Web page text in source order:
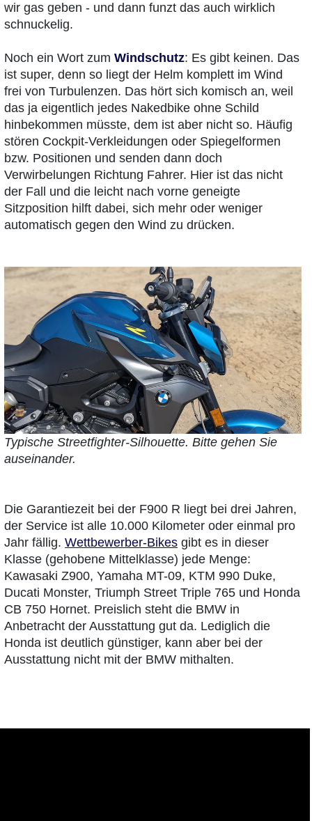
wir gas geben - und dann funzt das auch wirklich
schnuckelig.
Noch ein Wort zum Windschutz: Es gibt keinen. Das
ist super, denn so liegt der Helm komplett im Wind
frei von Turbulenzen. Das hört sich komisch an, weil
das ja eigentlich jedes Nakedbike ohne Schild
hinbekommen müsste, dem ist aber nicht so. Häufig
stören Cockpit-Verkleidungen oder Spiegelformen
bzw. Positionen und senden dann doch
Verwirbelungen Richtung Fahrer. Hier ist das nicht
der Fall und die leicht nach vorne geneigte
Sitzposition hilft dabei, sich mehr oder weniger
automatisch gegen den Wind zu drücken.
Typische Streetfighter-Silhouette. Bitte gehen Sie
auseinander.
Die Garantiezeit bei der F900 R liegt bei drei Jahren,
der Service ist alle 10.000 Kilometer oder einmal pro
Jahr fällig. Wettbewerber-Bikes gibt es in dieser
Klasse (gehobene Mittelklasse) jede Menge:
Kawasaki Z900, Yamaha MT-09, KTM 990 Duke,
Ducati Monster, Triumph Street Triple 765 und Honda
CB 750 Hornet. Preislich steht die BMW in
Anbetracht der Ausstattung gut da. Lediglich die
Honda ist deutlich günstiger, kann aber bei der
Ausstattung nicht mit der BMW mithalten.